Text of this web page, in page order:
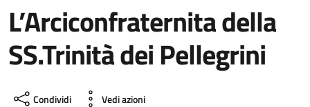
L’Arciconfraternita della
SS.Trinità dei Pellegrini
Condividi Vedi azioni